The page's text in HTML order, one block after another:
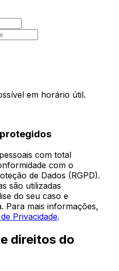
em horário útil.
com total
com o
de Dados (RGPD).
são utilizadas
do seu caso e
Para mais informações,
Privacidade.
direitos do